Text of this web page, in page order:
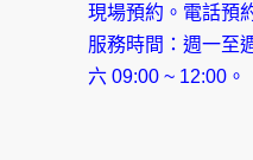
現場預約。電話預
服務時間：週一至
六 09:00 ~ 12:00。